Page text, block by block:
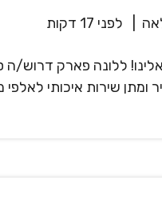
לפני 17 דקות
ללונה פארק דרוש/ה
שירות איכותי לאלפי